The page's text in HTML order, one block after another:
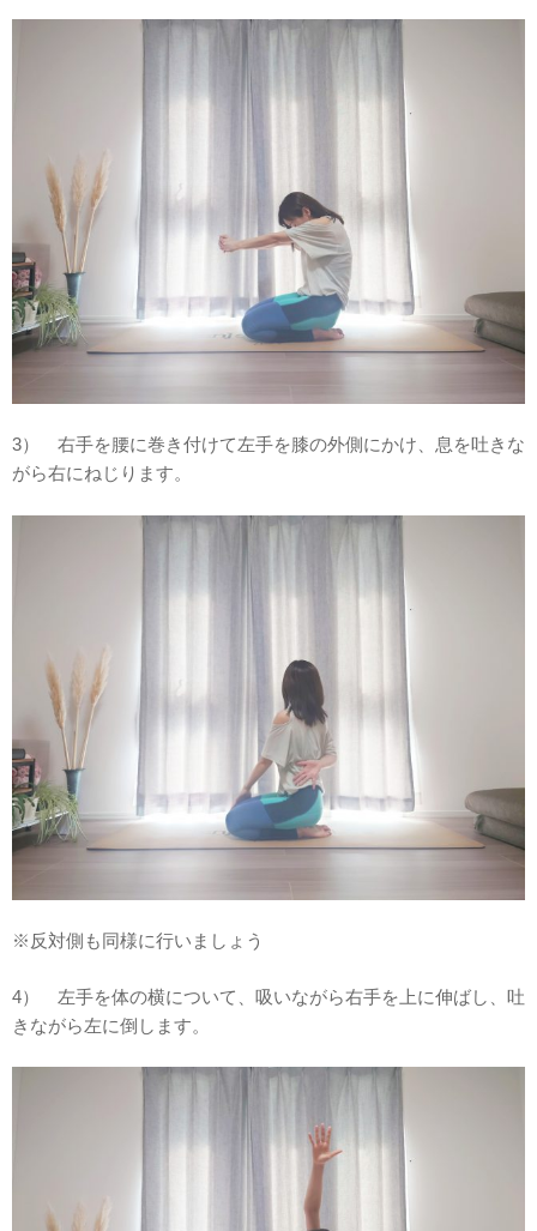
3） 右手を腰に巻き付けて左手を膝の外側にかけ、息を吐きな
がら右にねじります。
※反対側も同様に行いましょう
4） 左手を体の横について、吸いながら右手を上に伸ばし、吐
きながら左に倒します。